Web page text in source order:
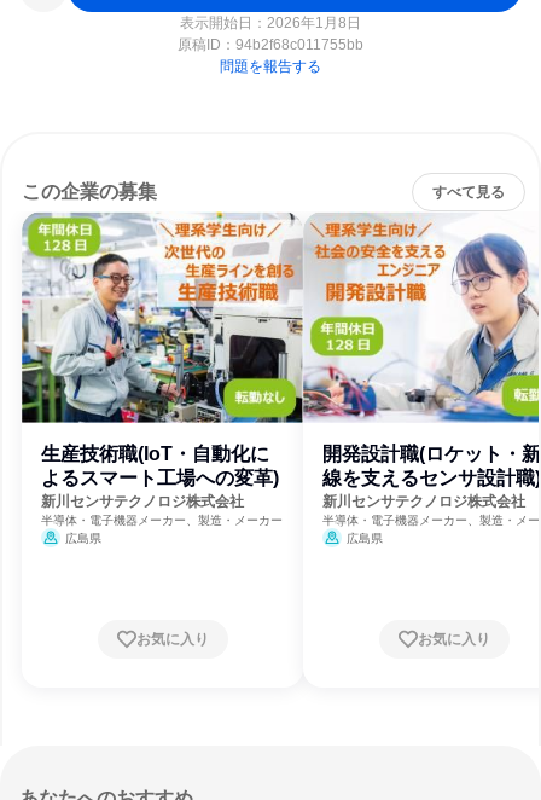
表示開始日：2026年1月8日
原稿ID： 94b2f68c011755bb
問題を報告する
この企業の募集 すべて見る
生産技術職(IoT・自動化に
よるスマート工場への変革)
新川センサテクノロジ株式会社
半導体・電子機器メーカー、製造・メーカー
広島県
お気に入り
開発設計職(ロケット・
線を支えるセンサ設計職)
新川センサテクノロジ株式会社
半導体・電子機器メーカー、製造・メ
広島県
お気に入り